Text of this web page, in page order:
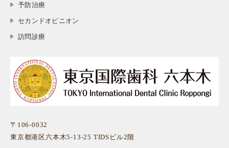
予防治療
セカンドオピニオン
訪問診療
〒106-0032
東京都港区六本木5-13-25 TIDSビル2階